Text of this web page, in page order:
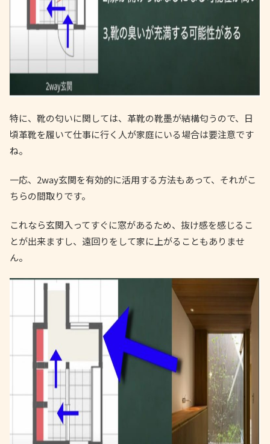
特に、靴の匂いに関しては、革靴の靴墨が結構匂うので、日
頃革靴を履いて仕事に行く人が家庭にいる場合は要注意です
ね。
一応、2way玄関を有効的に活用する方法もあって、それがこ
ちらの間取りです。
これなら玄関入ってすぐに窓があるため、抜け感を感じるこ
とが出来ますし、遠回りをして家に上がることもありませ
ん。